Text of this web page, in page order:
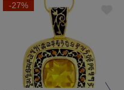
-27%